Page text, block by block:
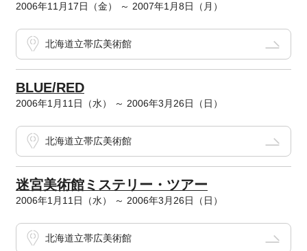
2006年11月17日（金） ～ 2007年1月8日（月）
北海道立帯広美術館
BLUE/RED
2006年1月11日（水） ～ 2006年3月26日（日）
北海道立帯広美術館
迷宮美術館ミステリー・ツアー
2006年1月11日（水） ～ 2006年3月26日（日）
北海道立帯広美術館